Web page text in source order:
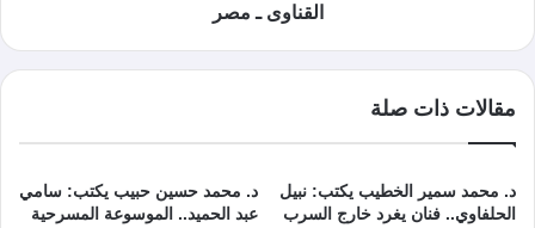
القناوى ـ مصر
مقالات ذات صلة
د. محمد سمير الخطيب يكتب: نبيل
الحلفاوي.. فنان يغرد خارج السرب
د. محمد حسين حبيب يكتب: سامي
عبد الحميد.. الموسوعة المسرحية